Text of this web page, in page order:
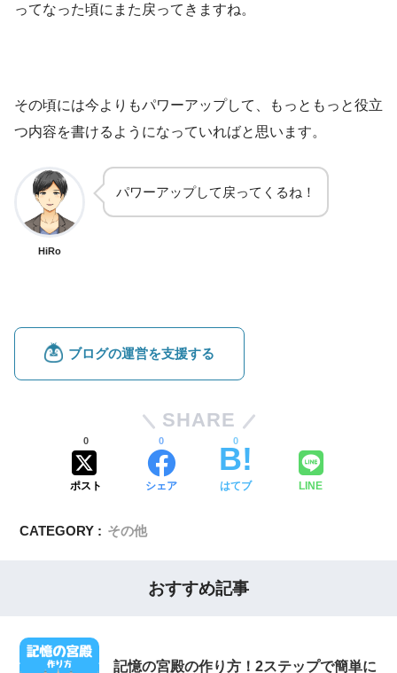
ってなった頃にまた戻ってきますね。
その頃には今よりもパワーアップして、もっともっと役立
つ内容を書けるようになっていればと思います。
HiRo
パワーアップして戻ってくるね！
SHARE
ポスト
0
シェア
0
はてブ
0
LINE
CATEGORY : その他
おすすめ記事
記憶の宮殿の作り方！2ステップで簡単に